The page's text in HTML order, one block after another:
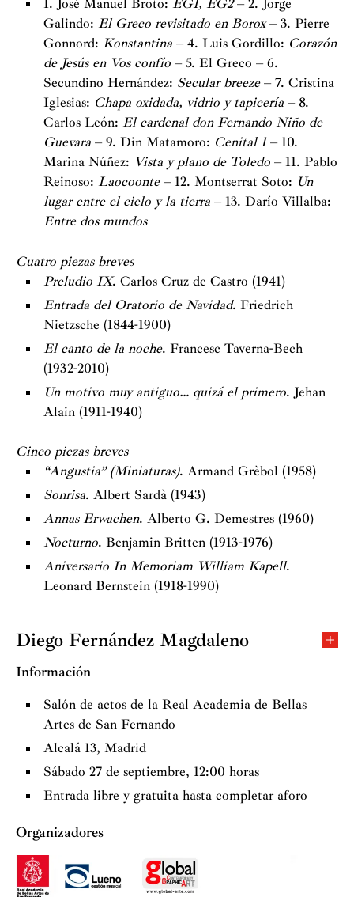
1. José Manuel Broto: EG1, EG2– 2. Jorge
Galindo: El Greco revisitado en Borox– 3. Pierre
Gonnord: Konstantina – 4. Luis Gordillo: Corazón
de Jesús en Vos confío – 5. El Greco – 6.
Secundino Hernández: Secular breeze– 7. Cristina
Iglesias: Chapa oxidada, vidrio y tapicería – 8.
Carlos León: El cardenal don Fernando Niño de
Guevara – 9. Din Matamoro: Cenital 1– 10.
Marina Núñez: Vista y plano de Toledo – 11. Pablo
Reinoso: Laocoonte– 12. Montserrat Soto: Un
lugar entre el cielo y la tierra – 13. Darío Villalba:
Entre dos mundos
Cuatro piezas breves
Preludio IX. Carlos Cruz de Castro (1941)
Entrada del Oratorio de Navidad. Friedrich
Nietzsche (1844-1900)
El canto de la noche. Francesc Taverna-Bech
(1932-2010)
Un motivo muy antiguo… quizá el primero. Jehan
Alain (1911-1940)
Cinco piezas breves
“Angustia” (Miniaturas). Armand Grèbol (1958)
Sonrisa. Albert Sardà (1943)
Annas Erwachen. Alberto G. Demestres (1960)
Nocturno. Benjamin Britten (1913-1976)
Aniversario In Memoriam William Kapell.
Leonard Bernstein (1918-1990)
Diego Fernández Magdaleno
director del Congreso sobre Creación Musical
Contemporánea de Valladolid y Presidente en España
de la Asociación Europea de Profesores de Piano.
Actualmente es profesor del Conservatorio de Música
de Valladolid, del que fue director durante cuatro años,
y miembro de número de la Real Academia de Bellas
Artes de la Purísima Concepción, en la que ingresó con
Varias son las vertientes que se desarrollan en la
trayectoria musical del pianista Diego Fernández
Información
Salón de actos de la Real Academia de Bellas
Artes de San Fernando
Alcalá 13, Madrid
Sábado 27 de septiembre, 12:00 horas
Entrada libre y gratuita hasta completar aforo
Organizadores